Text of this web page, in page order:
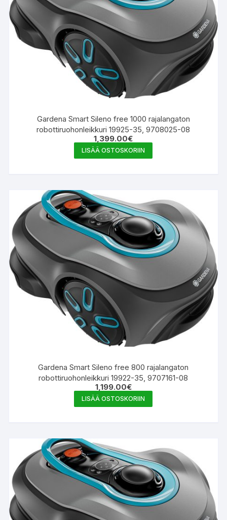
Gardena Smart Sileno free 1000 rajalangaton
robottiruohonleikkuri 19925-35, 9708025-08
1,399.00€
LISÄÄ OSTOSKORIIN
Gardena Smart Sileno free 800 rajalangaton
robottiruohonleikkuri 19922-35, 9707161-08
1,199.00€
LISÄÄ OSTOSKORIIN